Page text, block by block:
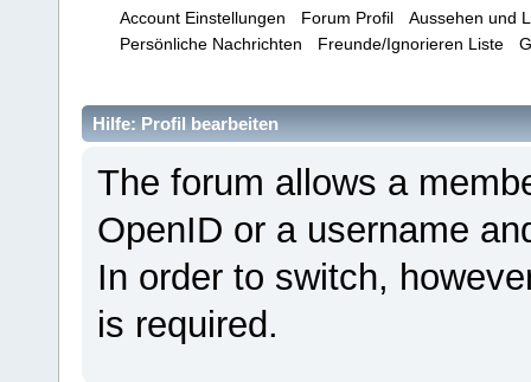
Account Einstellungen Forum Profil
Aussehen und
Persönliche Nachrichten
Freunde/Ignorieren Liste
Hilfe: Profil bearbeiten
The forum allows a
OpenID or a username
In order to switch,
is required.